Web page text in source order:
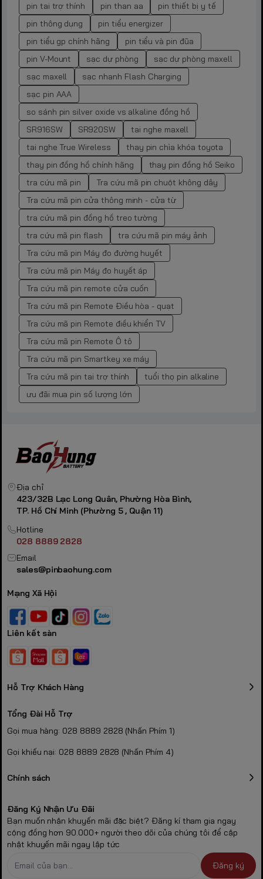
pin tai trợ thính
pin than aa
pin thiết bị y tế
pin thông dụng
pin tiểu energizer
pin tiểu gp chính hãng
pin tiểu và pin đũa
pin V-Mount
sạc dự phòng
sạc dự phòng maxell
sạc maxell
sạc nhanh Flash Charging
sạc pin AAA
so sánh pin silver oxide vs alkaline đồng hồ
SR916SW
SR920SW
tai nghe maxell
tai nghe True Wireless
thay pin chìa khóa toyota
thay pin đồng hồ chính hãng
thay pin đồng hồ Seiko
tra cứu mã pin
Tra cứu mã pin chuột không dây
Tra cứu mã pin cửa thông minh - cửa từ
tra cứu mã pin đồng hồ treo tường
tra cứu mã pin flash
tra cứu mã pin máy ảnh
Tra cứu mã pin Máy đo đường huyết
Tra cứu mã pin Máy đo huyết áp
Tra cứu mã pin remote cửa cuốn
Tra cứu mã pin Remote Điều hòa - quạt
Tra cứu mã pin Remote điều khiển TV
Tra cứu mã pin Remote Ô tô
Tra cứu mã pin Smartkey xe máy
Tra cứu mã pin tai trợ thính
tuổi thọ pin alkaline
ưu đãi mua pin số lượng lớn
Địa chỉ
423/32B Lạc Long Quân, Phường Hòa Bình,
TP. Hồ Chí Minh (Phường 5 , Quận 11)
Hotline
028 8889 2828
Email
sales@pinbaohung.com
Mạng Xã Hội
Liên kết sàn
Hỗ Trợ Khách Hàng
Tổng Đài Hỗ Trợ
Gọi mua hàng: 028 8889 2828 (Nhấn Phím 1)
Gọi khiếu nại: 028 8889 2828 (Nhấn Phím 4)
Chính sách
Đăng Ký Nhận Ưu Đãi
Bạn muốn nhận khuyến mãi đặc biệt? Đăng kí tham gia ngay
cộng đồng hơn 90.000+ người theo dõi của chúng tôi để cập
nhật khuyến mãi ngay lập tức
Đăng ký